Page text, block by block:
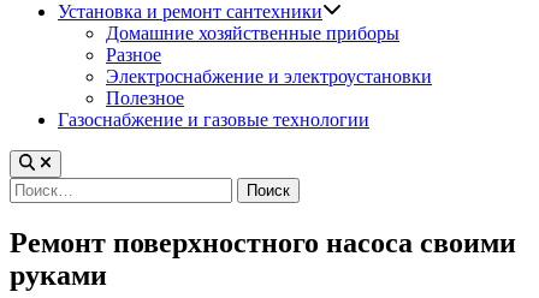
Установка и ремонт сантехники
Домашние хозяйственные приборы
Разное
Электроснабжение и электроустановки
Полезное
Газоснабжение и газовые технологии
Найти:
Ремонт поверхностного насоса своими
руками